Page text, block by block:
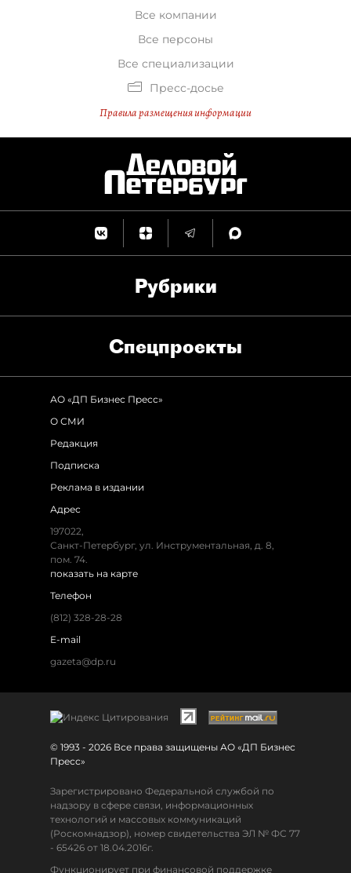
Все компании
Все персоны
Все специализации
Пресс-досье
Правила размещения информации
Рубрики
Спец­проекты
АО «ДП Бизнес Пресс»
О СМИ
Редакция
Подписка
Реклама в издании
Адрес
197022,
Санкт-Петербург, ул. Инструментальная, д. 8,
пом. 74.
показать на карте
Телефон
(812) 328-28-28
E-mail
gazeta@dp.ru
© 1993 - 2026 Все права защищены АО «ДП Бизнес
Пресс»
Зарегистрировано Федеральной службой по
надзору в сфере связи, информационных
технологий и массовых коммуникаций
(Роскомнадзор), номер свидетельства ЭЛ № ФС 77
- 65426 от 18.04.2016г.
Функционирует при финансовой поддержке